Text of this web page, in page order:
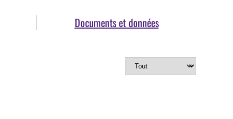
Documents et données